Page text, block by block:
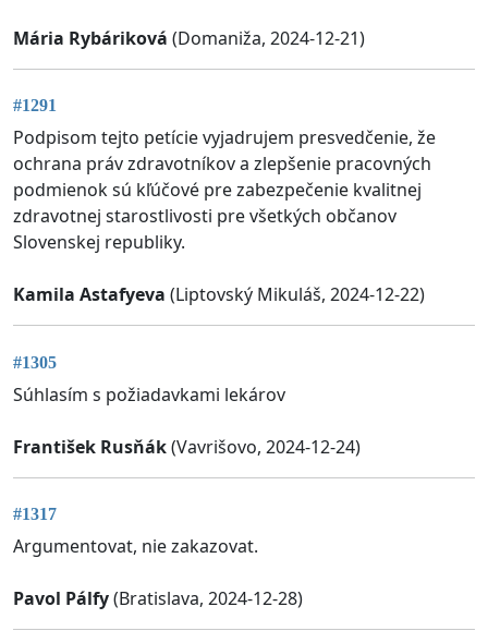
Mária Rybáriková (Domaniža, 2024-12-21)
#1291
Podpisom tejto petície vyjadrujem presvedčenie, že
ochrana práv zdravotníkov a zlepšenie pracovných
podmienok sú kľúčové pre zabezpečenie kvalitnej
zdravotnej starostlivosti pre všetkých občanov
Slovenskej republiky.
Kamila Astafyeva (Liptovský Mikuláš, 2024-12-22)
#1305
Súhlasím s požiadavkami lekárov
František Rusňák(Vavrišovo, 2024-12-24)
#1317
Argumentovat, nie zakazovat.
Pavol Pálfy(Bratislava, 2024-12-28)